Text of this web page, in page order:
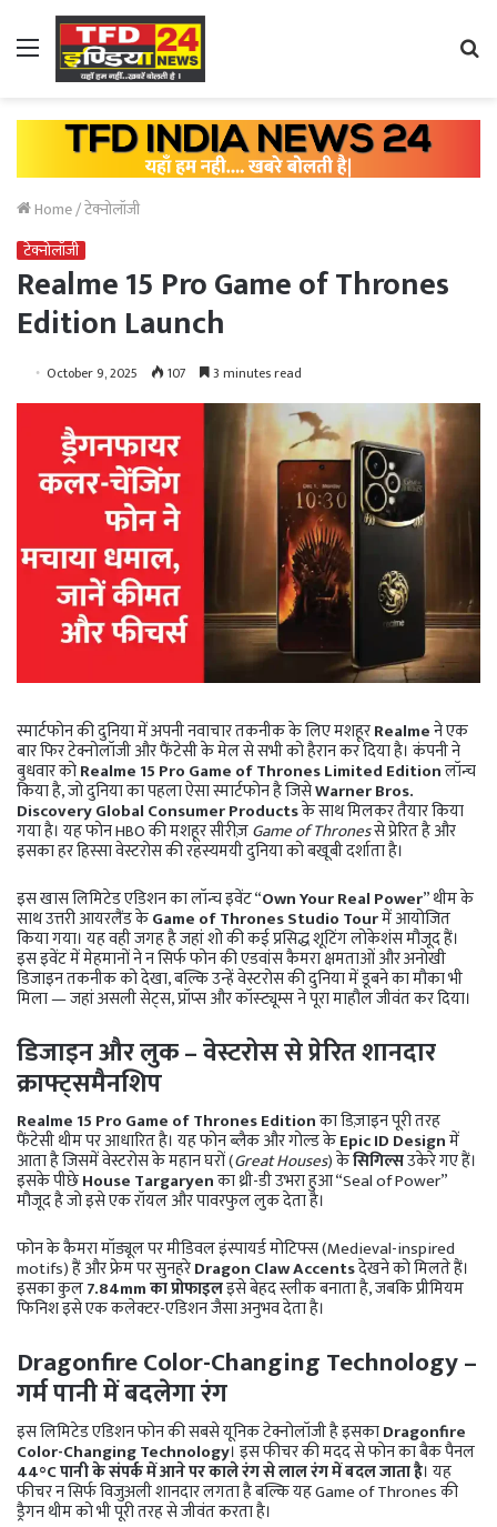
Menu
Home/टेक्नोलॉजी
टेक्नोलॉजी
Realme 15 Pro Game of Thrones
Edition Launch
October 9, 2025 107 3 minutes read
स्मार्टफोन की दुनिया में अपनी नवाचार तकनीक के लिए मशहूरRealmeने एक
बार फिर टेक्नोलॉजी और फैंटेसी के मेल से सभी को हैरान कर दिया है। कंपनी ने
बुधवार कोRealme 15 Pro Game of Thrones Limited Editionलॉन्च
किया है, जो दुनिया का पहला ऐसा स्मार्टफोन है जिसेWarner Bros.
Discovery Global Consumer Productsके साथ मिलकर तैयार किया
गया है। यह फोन HBO की मशहूर सीरीज़Game of Thronesसे प्रेरित है और
इसका हर हिस्सा वेस्टरोस की रहस्यमयी दुनिया को बखूबी दर्शाता है।
इस खास लिमिटेड एडिशन का लॉन्च इवेंट “Own Your Real Power” थीम के
साथ उत्तरी आयरलैंड केGame of Thrones Studio Tourमें आयोजित
किया गया। यह वही जगह है जहां शो की कई प्रसिद्ध शूटिंग लोकेशंस मौजूद हैं।
इस इवेंट में मेहमानों ने न सिर्फ फोन की एडवांस कैमरा क्षमताओं और अनोखी
डिजाइन तकनीक को देखा, बल्कि उन्हें वेस्टरोस की दुनिया में डूबने का मौका भी
मिला — जहां असली सेट्स, प्रॉप्स और कॉस्ट्यूम्स ने पूरा माहौल जीवंत कर दिया।
डिजाइन और लुक – वेस्टरोस से प्रेरित शानदार
क्राफ्ट्समैनशिप
Realme 15 Pro Game of Thrones Editionका डिज़ाइन पूरी तरह
फैंटेसी थीम पर आधारित है। यह फोन ब्लैक और गोल्ड केEpic ID Designमें
आता है जिसमें वेस्टरोस के महान घरों (Great Houses) केसिगिल्सउकेरे गए हैं।
इसके पीछेHouse Targaryenका थ्री-डी उभरा हुआ “Seal of Power”
मौजूद है जो इसे एक रॉयल और पावरफुल लुक देता है।
फोन के कैमरा मॉड्यूल पर मीडिवल इंस्पायर्ड मोटिफ्स (Medieval-inspired
motifs) हैं और फ्रेम पर सुनहरेDragon Claw Accentsदेखने को मिलते हैं।
इसका कुल7.84mm का प्रोफाइलइसे बेहद स्लीक बनाता है, जबकि प्रीमियम
फिनिश इसे एक कलेक्टर-एडिशन जैसा अनुभव देता है।
Dragonfire Color-Changing Technology –
गर्म पानी में बदलेगा रंग
इस लिमिटेड एडिशन फोन की सबसे यूनिक टेक्नोलॉजी है इसकाDragonfire
Color-Changing Technology। इस फीचर की मदद से फोन का बैक पैनल
44°C पानी के संपर्क में आने पर काले रंग से लाल रंग में बदल जाता है। यह
फीचर न सिर्फ विजुअली शानदार लगता है बल्कि यह Game of Thrones की
ड्रैगन थीम को भी पूरी तरह से जीवंत करता है।